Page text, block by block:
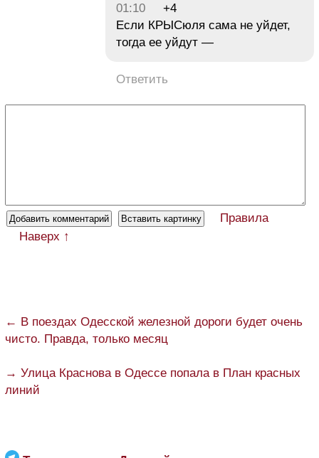
01:10
+4
Если КРЫСюля сама не уйдет,
тогда ее уйдут —
Ответить
Правила
Наверх ↑
← В поездах Одесской железной дороги будет очень
чисто. Правда, только месяц
→ Улица Краснова в Одессе попала в План красных
линий